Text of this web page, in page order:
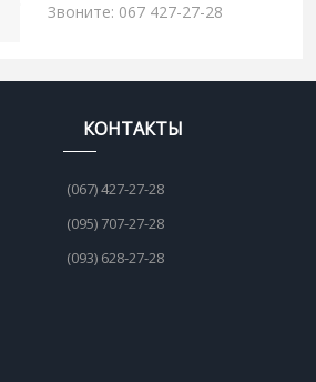
Звоните: 067 427-27-28
КОНТАКТЫ
(067) 427-27-28
(095) 707-27-28
(093) 628-27-28